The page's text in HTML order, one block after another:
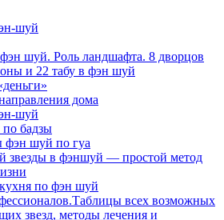
шуй
фэн шуй. Роль ландшафта. 8 дворцов
и 22 табу в фэн шуй
дома
шуй
бадзы
фэн шуй по гуа
звезды в фэншуй — простой метод
по фэн шуй
всех возможных
звезд, методы лечения и